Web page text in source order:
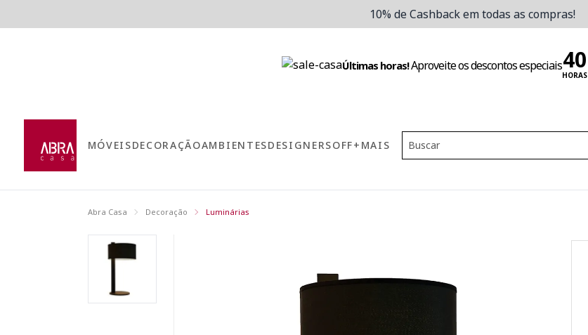
10% de Cashback em todas as compras!
Últimas horas!Aproveite os descontos especiais
HORAS
MÓVEISDECORAÇÃOAMBIENTESDESIGNERSOFF+MAIS
Abra Casa Decoração Luminárias